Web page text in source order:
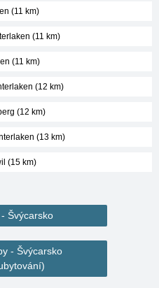
(11 km)
(11 km)
(11 km)
(12 km)
(12 km)
(13 km)
(15 km)
Švýcarsko
- Švýcarsko